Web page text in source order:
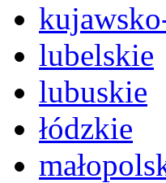
lubelskie
lubuskie
łódzkie